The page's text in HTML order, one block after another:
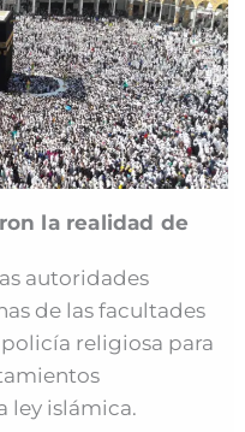
la realidad de
autoridades
de las facultades
religiosa para
ley islámica.